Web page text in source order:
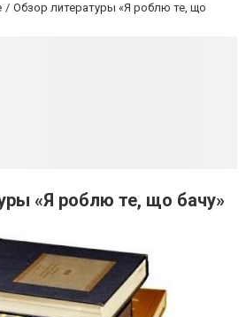
Обзор литературы «Я роблю те, що
«Я роблю те, що бачу»